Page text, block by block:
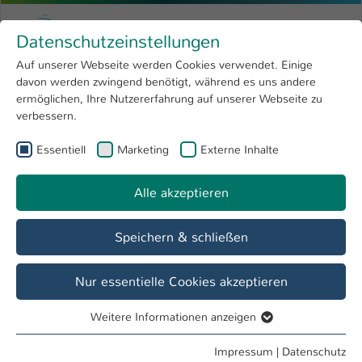
Menu
Forschung 4
Open submenu
Hochschule
International
Zum Hauptinhalt springen
Hochschule Kaiserslautern
Sie sind hier:
Menschen und Projekte
Datenschutzeinstellungen
Auf unserer Webseite werden Cookies verwendet. Einige
davon werden zwingend benötigt, während es uns andere
ermöglichen, Ihre Nutzererfahrung auf unserer Webseite zu
verbessern.
Essentiell Marketing Externe Inhalte
Alle akzeptieren
Speichern & schließen
Nur essentielle Cookies akzeptieren
Essentielle Cookies werden für grundlegende Funktionen
Weitere Informationen anzeigen
Impressum | Datenschutz